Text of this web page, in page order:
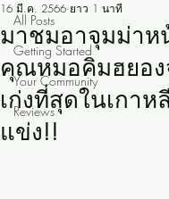
All Posts
Getting Started
Your Community
Reviews
มาชมอาจุมม่าห
คุณหมอคิมฮยอ
เก่งที่สุดในเกา
แข่ง!!
16 มี.ค. 2566 ยาว 1 นาที